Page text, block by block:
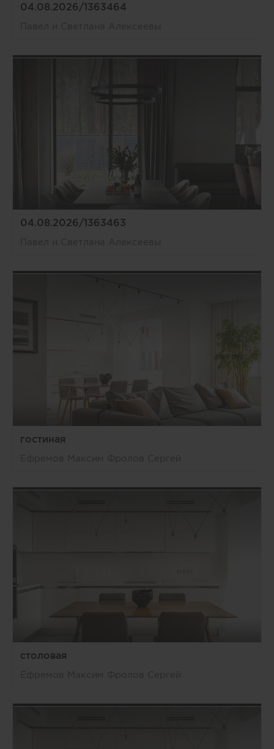
04.08.2026/1363464
04.08.2026/1363463
гостиная
столовая